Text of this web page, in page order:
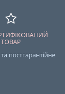
ТОВАР
постгарантійне